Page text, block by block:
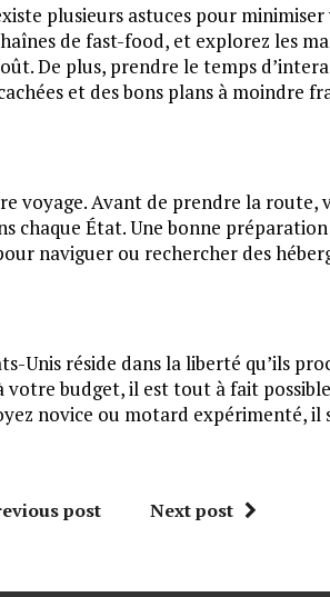
plusieurs astuces pour minimiser
de fast-food, et explorez les
De plus, prendre le temps
et des bons plans à moindre
voyage. Avant de prendre la
chaque État. Une bonne
naviguer ou rechercher des
Unis réside dans la liberté qu’ils
budget, il est tout à fait
novice ou motard expérimenté,
post Next post